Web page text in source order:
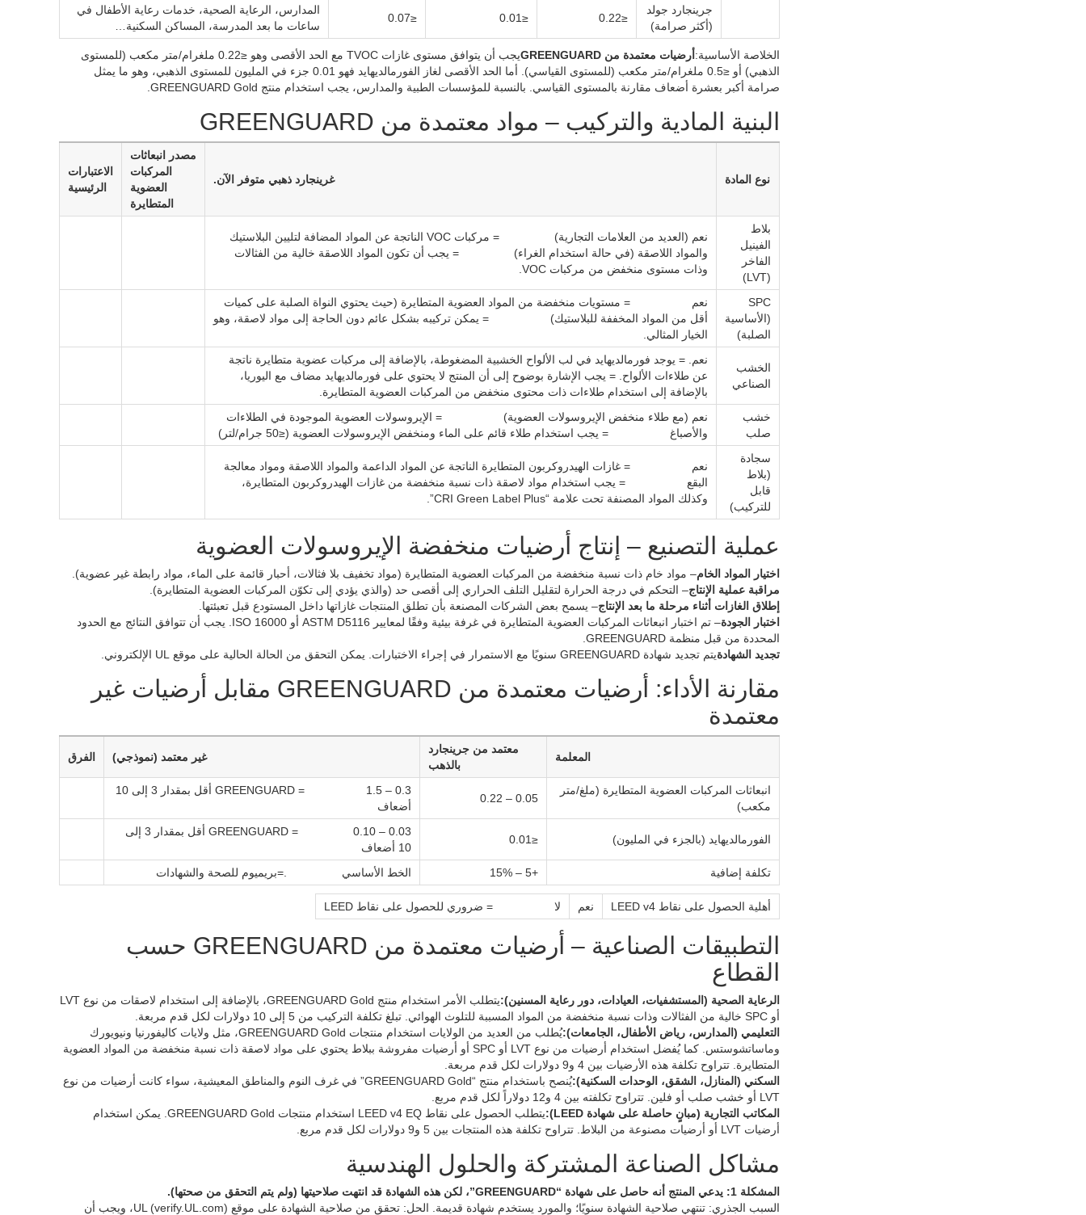
جرينجارد جولد
(أكثر صرامة)
≤0.22
≤0.01
≤0.07
المدارس، الرعاية الصحية، خدمات رعاية الأطفال في
ساعات ما بعد المدرسة، المساكن السكنية…
الخلاصة الأساسية: أرضيات معتمدة من GREENGUARD
يجب أن يتوافق مستوى غازات TVOC مع الحد الأقصى وهو ≤0.22 ملغرام/متر مكعب (للمستوى
الذهبي) أو ≤0.5 ملغرام/متر مكعب (للمستوى القياسي). أما الحد الأقصى لغاز الفورمالديهايد فهو 0.01 جزء في المليون للمستوى الذهبي، وهو ما يمثل
صرامة أكبر بعشرة أضعاف مقارنة بالمستوى القياسي. بالنسبة للمؤسسات الطبية والمدارس، يجب استخدام منتج GREENGUARD Gold.
البنية المادية والتركيب – مواد معتمدة من GREENGUARD
نوع المادة غرينجارد ذهبي متوفر الآن.
مصدر انبعاثات
المركبات
العضوية
المتطايرة
الاعتبارات
الرئيسية
بلاط
الفينيل
الفاخر
(LVT)
نعم (العديد من العلامات التجارية) = مركبات VOC الناتجة عن المواد المضافة لتليين البلاستيك
والمواد اللاصقة (في حالة استخدام الغراء) = يجب أن تكون المواد اللاصقة خالية من الفثالات
وذات مستوى منخفض من مركبات VOC.
SPC
(الأساسية
الصلبة)
نعم = مستويات منخفضة من المواد العضوية المتطايرة (حيث يحتوي النواة الصلبة على كميات
أقل من المواد المخففة للبلاستيك) = يمكن تركيبه بشكل عائم دون الحاجة إلى مواد لاصقة، وهو
الخيار المثالي.
الخشب
الصناعي
نعم. = يوجد فورمالديهايد في لب الألواح الخشبية المضغوطة، بالإضافة إلى مركبات عضوية متطايرة ناتجة
عن طلاءات الألواح. = يجب الإشارة بوضوح إلى أن المنتج لا يحتوي على فورمالديهايد مضاف مع اليوريا،
بالإضافة إلى استخدام طلاءات ذات محتوى منخفض من المركبات العضوية المتطايرة.
خشب
صلب
نعم (مع طلاء منخفض الإيروسولات العضوية) = الإيروسولات العضوية الموجودة في الطلاءات
والأصباغ = يجب استخدام طلاء قائم على الماء ومنخفض الإيروسولات العضوية (≤50 جرام/لتر)
سجادة
(بلاط
قابل
للتركيب)
نعم = غازات الهيدروكربون المتطايرة الناتجة عن المواد الداعمة والمواد اللاصقة ومواد معالجة
البقع = يجب استخدام مواد لاصقة ذات نسبة منخفضة من غازات الهيدروكربون المتطايرة،
وكذلك المواد المصنفة تحت علامة “CRI Green Label Plus”.
عملية التصنيع – إنتاج أرضيات منخفضة الإيروسولات العضوية
اختيار المواد الخام– مواد خام ذات نسبة منخفضة من المركبات العضوية المتطايرة (مواد تخفيف بلا فثالات، أحبار قائمة على الماء، مواد رابطة غير عضوية).
مراقبة عملية الإنتاج– التحكم في درجة الحرارة لتقليل التلف الحراري إلى أقصى حد (والذي يؤدي إلى تكوّن المركبات العضوية المتطايرة).
إطلاق الغازات أثناء مرحلة ما بعد الإنتاج– يسمح بعض الشركات المصنعة بأن تطلق المنتجات غازاتها داخل المستودع قبل تعبئتها.
اختبار الجودة
– تم اختبار انبعاثات المركبات العضوية المتطايرة في غرفة بيئية وفقًا لمعايير ASTM D5116 أو ISO 16000. يجب أن تتوافق النتائج مع الحدود
المحددة من قبل منظمة GREENGUARD.
تجديد الشهادةيتم تجديد شهادة GREENGUARD سنويًا مع الاستمرار في إجراء الاختبارات. يمكن التحقق من الحالة الحالية على موقع UL الإلكتروني.
مقارنة الأداء: أرضيات معتمدة من GREENGUARD مقابل أرضيات غير
معتمدة
المعلمة
معتمد من جرينجارد
بالذهب
غير معتمد (نموذجي) الفرق
انبعاثات المركبات العضوية المتطايرة (ملغ/متر
مكعب)
0.05 – 0.22
0.3 – 1.5 = GREENGUARD أقل بمقدار 3 إلى 10
أضعاف
الفورمالديهايد (بالجزء في المليون) ≤0.01
0.03 – 0.10 = GREENGUARD أقل بمقدار 3 إلى
10 أضعاف
تكلفة إضافية
+5 – 15% الخط الأساسي .=بريميوم للصحة والشهادات
أهلية الحصول على نقاط LEED v4 نعم لا = ضروري للحصول على نقاط LEED
التطبيقات الصناعية – أرضيات معتمدة من GREENGUARD حسب
القطاع
الرعاية الصحية (المستشفيات، العيادات، دور رعاية المسنين):
يتطلب الأمر استخدام منتج GREENGUARD Gold، بالإضافة إلى استخدام لاصقات من نوع LVT
أو SPC خالية من الفثالات وذات نسبة منخفضة من المواد المسببة للتلوث الهوائي. تبلغ تكلفة التركيب من 5 إلى 10 دولارات لكل قدم مربعة.
التعليمي (المدارس، رياض الأطفال، الجامعات):
يُطلب من العديد من الولايات استخدام منتجات GREENGUARD Gold، مثل ولايات كاليفورنيا ونيويورك
وماساتشوستس. كما يُفضل استخدام أرضيات من نوع LVT أو SPC أو أرضيات مفروشة ببلاط يحتوي على مواد لاصقة ذات نسبة منخفضة من المواد العضوية
المتطايرة. تتراوح تكلفة هذه الأرضيات بين 4 و9 دولارات لكل قدم مربعة.
السكني (المنازل، الشقق، الوحدات السكنية):
يُنصح باستخدام منتج “GREENGUARD Gold” في غرف النوم والمناطق المعيشية، سواء كانت أرضيات من نوع
LVT أو خشب صلب أو فلين. تتراوح تكلفته بين 4 و12 دولاراً لكل قدم مربع.
المكاتب التجارية (مبانٍ حاصلة على شهادة LEED):
يتطلب الحصول على نقاط LEED v4 EQ استخدام منتجات GREENGUARD Gold. يمكن استخدام
أرضيات LVT أو أرضيات مصنوعة من البلاط. تتراوح تكلفة هذه المنتجات بين 5 و9 دولارات لكل قدم مربع.
مشاكل الصناعة المشتركة والحلول الهندسية
المشكلة 1: يدعي المنتج أنه حاصل على شهادة “GREENGUARD”، لكن هذه الشهادة قد انتهت صلاحيتها (ولم يتم التحقق من صحتها).
السبب الجذري: تنتهي صلاحية الشهادة سنويًا؛ والمورد يستخدم شهادة قديمة. الحل: تحقق من صلاحية الشهادة على موقع UL (verify.UL.com)، ويجب أن